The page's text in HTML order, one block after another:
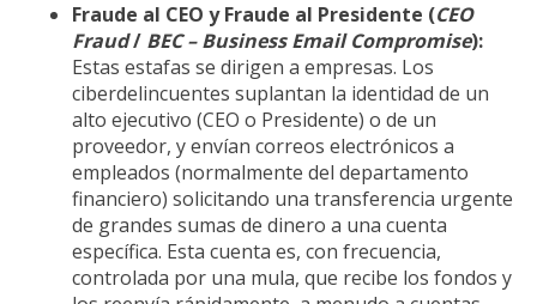
Fraude al CEO y Fraude al Presidente (CEO
Fraud/ BEC – Business Email Compromise):
Estas estafas se dirigen a empresas. Los
ciberdelincuentes suplantan la identidad de un
alto ejecutivo (CEO o Presidente) o de un
proveedor, y envían correos electrónicos a
empleados (normalmente del departamento
financiero) solicitando una transferencia urgente
de grandes sumas de dinero a una cuenta
específica. Esta cuenta es, con frecuencia,
controlada por una mula, que recibe los fondos y